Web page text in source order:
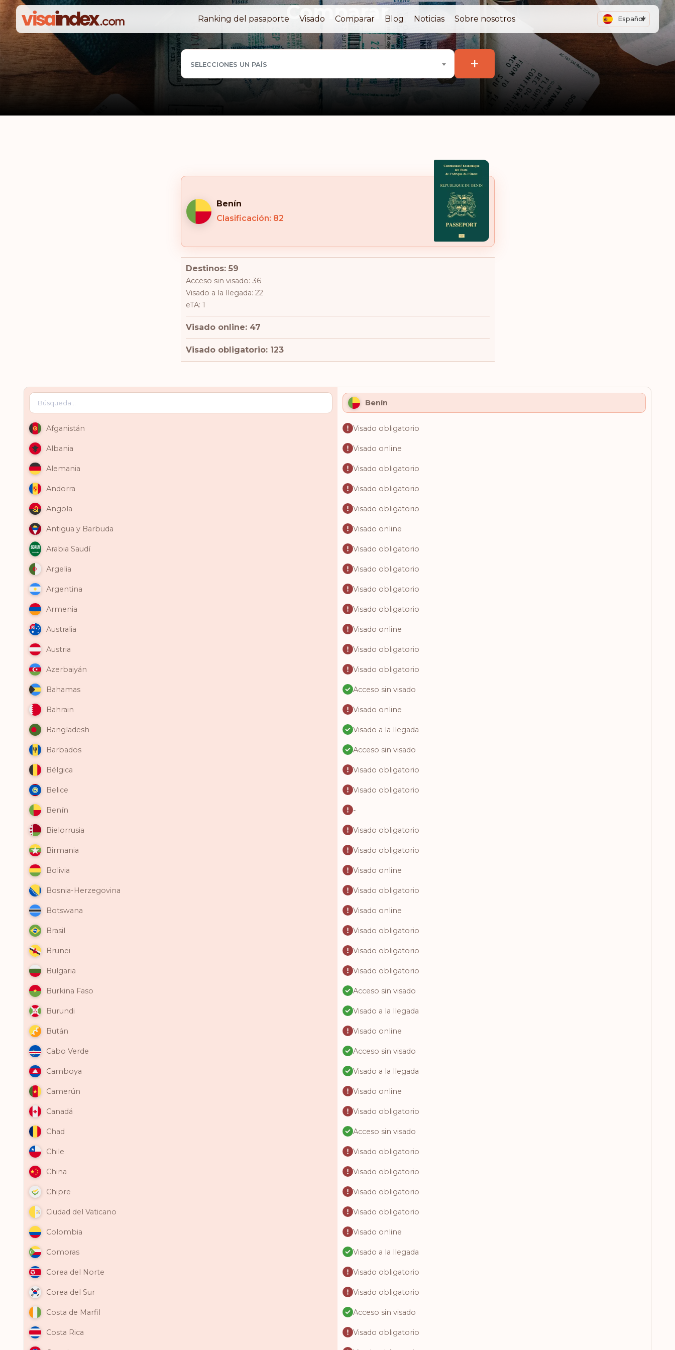
Español
Ranking del pasaporte Visado Comparar Blog Noticias Sobre nosotros
Comparar
SELECCIONES UN PAÍS +
Benín
Clasificación: 82
Destinos: 59
Acceso sin visado: 36
Visado a la llegada: 22
eTA: 1
Visado online: 47
Visado obligatorio: 123
Benín
Afganistán Visado obligatorio
Albania Visado online
Alemania Visado obligatorio
Andorra Visado obligatorio
Angola Visado obligatorio
Antigua y Barbuda Visado online
Arabia Saudí Visado obligatorio
Argelia Visado obligatorio
Argentina Visado obligatorio
Armenia Visado obligatorio
Australia Visado online
Austria Visado obligatorio
Azerbaiyán Visado obligatorio
Bahamas Acceso sin visado
Bahrain Visado online
Bangladesh Visado a la llegada
Barbados Acceso sin visado
Bélgica Visado obligatorio
Belice Visado obligatorio
Benín -
Bielorrusia Visado obligatorio
Birmania Visado obligatorio
Bolivia Visado online
Bosnia-Herzegovina Visado obligatorio
Botswana Visado online
Brasil Visado obligatorio
Brunei Visado obligatorio
Bulgaria Visado obligatorio
Burkina Faso Acceso sin visado
Burundi Visado a la llegada
Bután Visado online
Cabo Verde Acceso sin visado
Camboya Visado a la llegada
Camerún Visado online
Canadá Visado obligatorio
Chad Acceso sin visado
Chile Visado obligatorio
China Visado obligatorio
Chipre Visado obligatorio
Ciudad del Vaticano Visado obligatorio
Colombia Visado online
Comoras Visado a la llegada
Corea del Norte Visado obligatorio
Corea del Sur Visado obligatorio
Costa de Marfil Acceso sin visado
Costa Rica Visado obligatorio